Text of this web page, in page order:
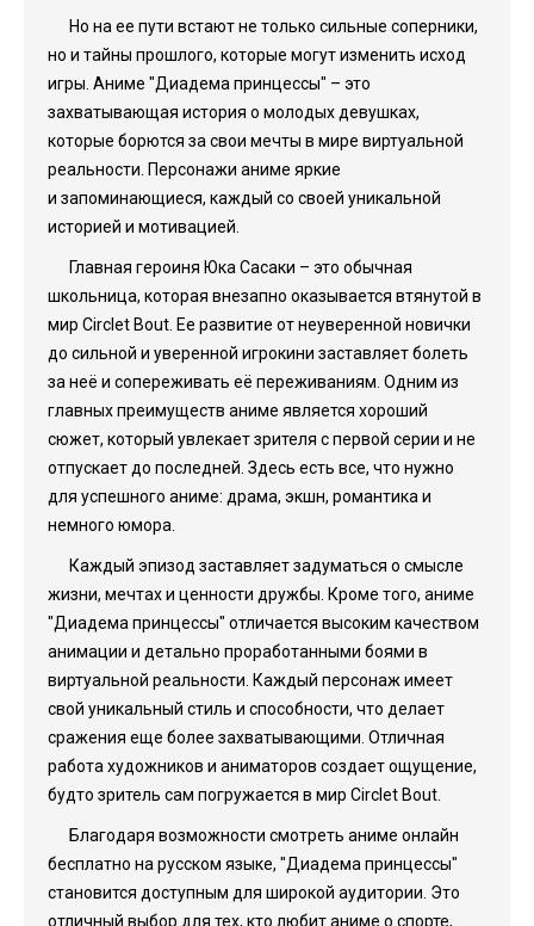
Но на ее пути встают не только сильные соперники,
но и тайны прошлого, которые могут изменить исход
игры. Аниме "Диадема принцессы" – это
захватывающая история о молодых девушках,
которые борются за свои мечты в мире виртуальной
реальности. Персонажи аниме яркие
и запоминающиеся, каждый со своей уникальной
историей и мотивацией.
Главная героиня Юка Сасаки – это обычная
школьница, которая внезапно оказывается втянутой в
мир Circlet Bout. Ее развитие от неуверенной новички
до сильной и уверенной игрокини заставляет болеть
за неё и сопереживать её переживаниям. Одним из
главных преимуществ аниме является хороший
сюжет, который увлекает зрителя с первой серии и не
отпускает до последней. Здесь есть все, что нужно
для успешного аниме: драма, экшн, романтика и
немного юмора.
Каждый эпизод заставляет задуматься о смысле
жизни, мечтах и ценности дружбы. Кроме того, аниме
"Диадема принцессы" отличается высоким качеством
анимации и детально проработанными боями в
виртуальной реальности. Каждый персонаж имеет
свой уникальный стиль и способности, что делает
сражения еще более захватывающими. Отличная
работа художников и аниматоров создает ощущение,
будто зритель сам погружается в мир Circlet Bout.
Благодаря возможности смотреть аниме онлайн
бесплатно на русском языке, "Диадема принцессы"
становится доступным для широкой аудитории. Это
отличный выбор для тех, кто любит аниме о спорте,